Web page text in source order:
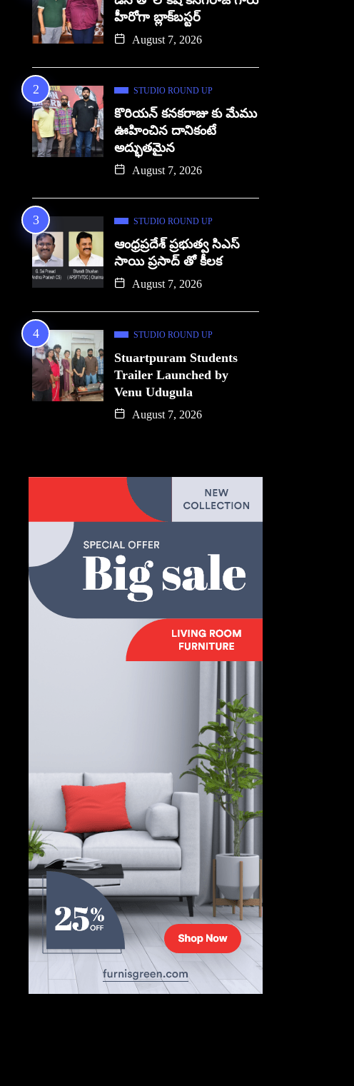
హీరోగా బ్లాక్‌బస్టర్
August 7, 2026
STUDIO ROUND UP
కొరియన్ కనకరాజు కు మేము
ఊహించిన దానికంటే
అద్భుతమైన
August 7, 2026
STUDIO ROUND UP
ఆంధ్రప్రదేశ్ ప్రభుత్వ సిఎస్
సాయి ప్రసాద్ తో కీలక
August 7, 2026
STUDIO ROUND UP
Stuartpuram Students
Trailer Launched by
Venu Udugula
August 7, 2026